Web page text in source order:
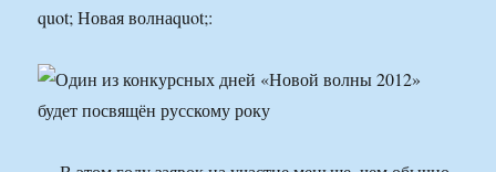
quot; Новая волнаquot;: